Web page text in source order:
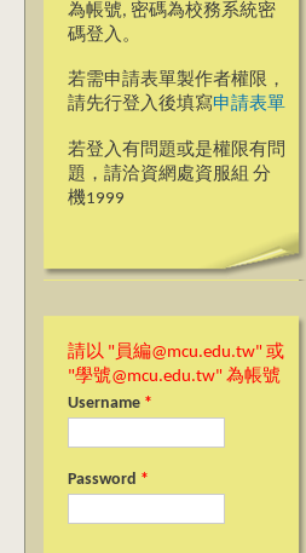
為帳號, 密碼為校務系統密
碼登入。
若需申請表單製作者權限，
請先行登入後填寫申請表單
若登入有問題或是權限有問
題，請洽資網處資服組 分
機1999
請以 "員編@mcu.edu.tw" 或
"學號@mcu.edu.tw" 為帳號
Username *
Password *